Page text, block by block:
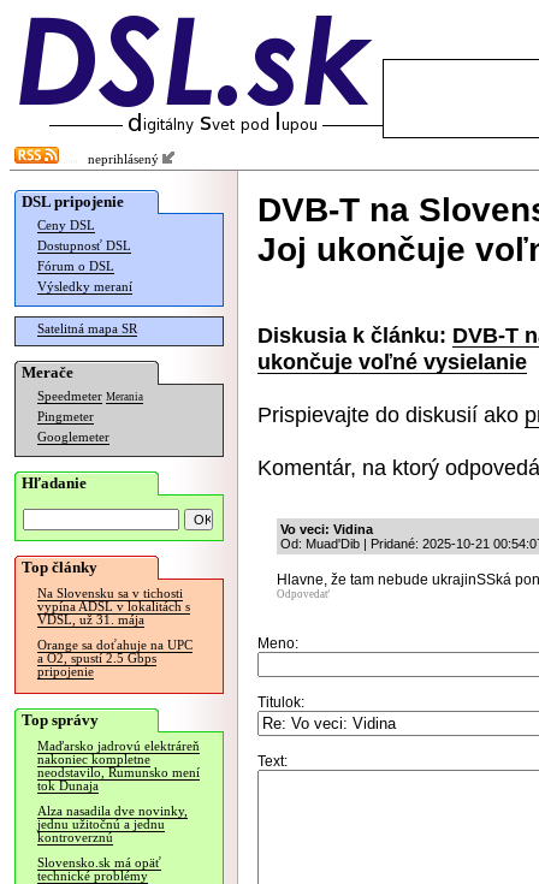
neprihlásený
DSL pripojenie
Ceny DSL
Dostupnosť DSL
Fórum o DSL
Výsledky meraní
Satelitná mapa SR
Merače
Speedmeter Merania
Pingmeter
Googlemeter
Hľadanie
Top články
Na Slovensku sa v tichosti
vypína ADSL v lokalitách s
VDSL, už 31. mája
Orange sa doťahuje na UPC
a O2, spustí 2.5 Gbps
pripojenie
Top správy
Maďarsko jadrovú elektráreň
nakoniec kompletne
neodstavilo, Rumunsko mení
tok Dunaja
Alza nasadila dve novinky,
jednu užitočnú a jednu
kontroverznú
Slovensko.sk má opäť
technické problémy
DVB-T na
Joj ukončuje
Diskusia k článku: DVB-T
ukončuje voľné vysielanie
Prispievajte do diskusií ako
Komentár, na ktorý
Vo veci: Vidina
Od: Muad'Dib | Pridané: 2025-10-21
Hlavne, že tam nebude ukrajinSSká
Odpovedať
Meno:
Titulok:
Text: